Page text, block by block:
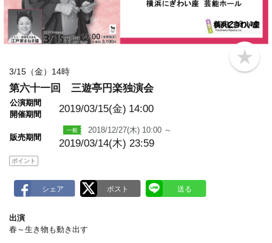
b
o
3/15（金）14時
第六十一回 三遊亭円楽独演会
公演期間
開催期間
2019/03/15(金) 14:00
販売期間
2018/12/27(木) 10:00 ～
2019/03/14(木) 23:59
ポイント
出演
春～生き物も動き出す